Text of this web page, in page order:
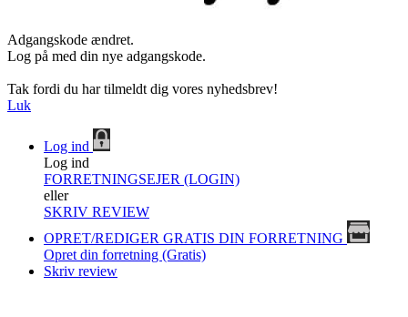
Adgangskode ændret.
Log på med din nye adgangskode.
Tak fordi du har tilmeldt dig vores nyhedsbrev!
Luk
Log ind
Log ind
FORRETNINGSEJER (LOGIN)
eller
SKRIV REVIEW
OPRET/REDIGER GRATIS DIN FORRETNING
Opret din forretning (Gratis)
Skriv review